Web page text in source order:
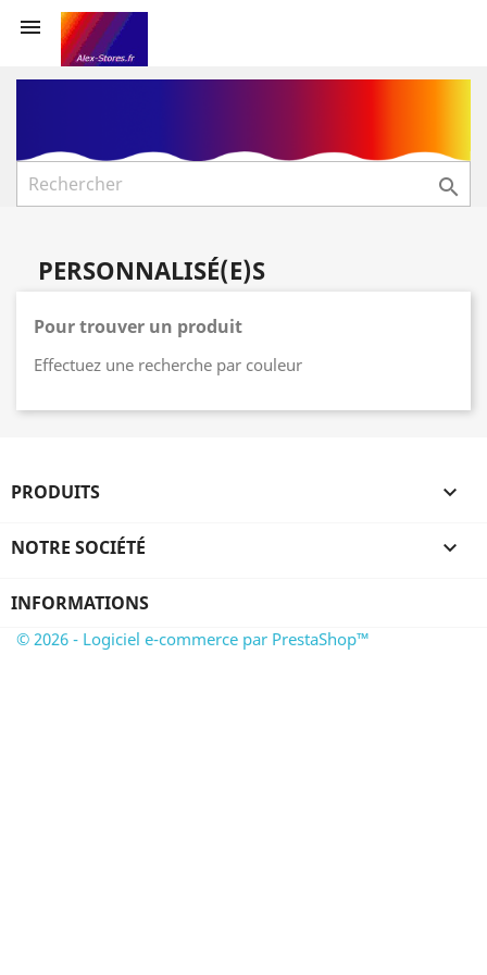


PERSONNALISÉ(E)S
Pour trouver un produit
Effectuez une recherche par couleur
PRODUITS 
NOTRE SOCIÉTÉ 
INFORMATIONS
© 2026 - Logiciel e-commerce par PrestaShop™